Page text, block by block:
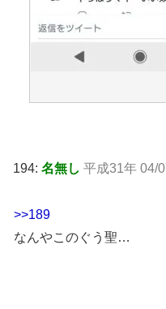
194: 名無し 平成31年 04/
>>189
なんやこのぐう聖…